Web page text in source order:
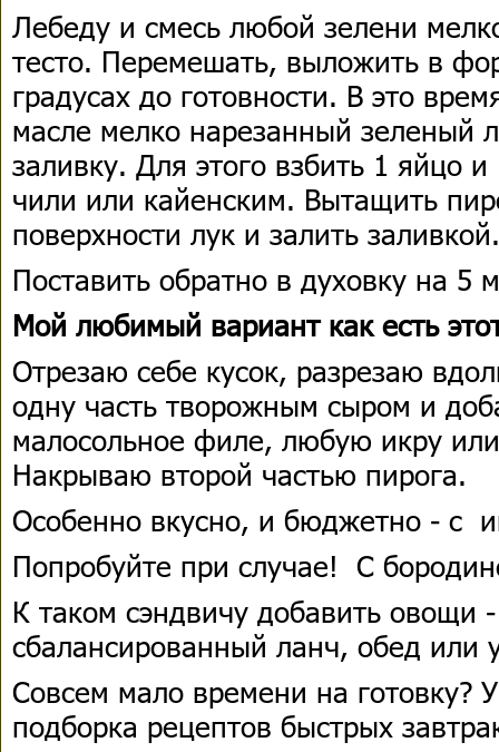
Лебеду и смесь любой зелени
тесто. Перемешать, выложить в
градусах до готовности. В это
масле мелко нарезанный зеленый
заливку. Для этого взбить 1 яйцо
чили или кайенским. Вытащить
поверхности лук и залить
Поставить обратно в духовку на 5
Мой любимый вариант как есть
Отрезаю себе кусок, разрезаю
одну часть творожным сыром и
малосольное филе, любую икру
Накрываю второй частью пирога.
Особенно вкусно, и бюджетно - с
Попробуйте при случае! С
К таком сэндвичу добавить овощи
сбалансированный ланч, обед или
Совсем мало времени на готовку?
подборка рецептов быстрых